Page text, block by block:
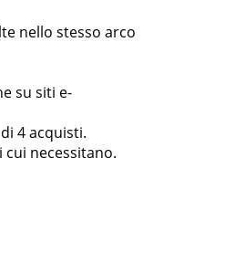
nello stesso arco
su siti e-
4 acquisti.
necessitano.